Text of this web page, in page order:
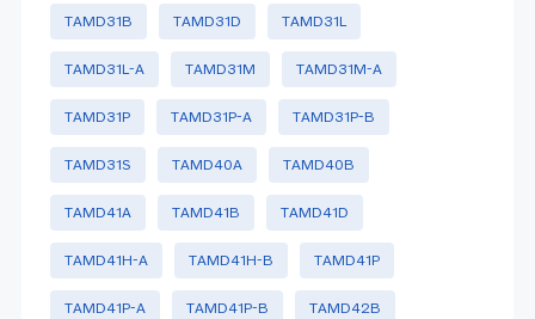
TAMD31B TAMD31D TAMD31L
TAMD31L-A TAMD31M TAMD31M-A
TAMD31P TAMD31P-A TAMD31P-B
TAMD31S TAMD40A TAMD40B
TAMD41A TAMD41B TAMD41D
TAMD41H-A TAMD41H-B TAMD41P
TAMD41P-A TAMD41P-B TAMD42B